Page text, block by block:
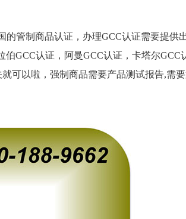
的管制商品认证，办理GCC认证需要提供
伯GCC认证，阿曼GCC认证，卡塔尔GCC
可以啦，强制商品需要产品测试报告,需